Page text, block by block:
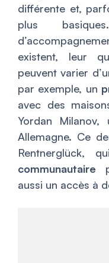
différente et,
plus
existent, leur
peuvent varier
par exemple, un
avec des
Yordan
Allemagne. Ce
Rentnerglück,
communautaire
aussi un accès à